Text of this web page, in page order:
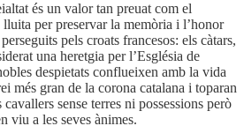
és un valor tan preuat com el
per preservar la memòria i l’honor
pels croats francesos: els càtars,
una heretgia per l’Església de
despietats conflueixen amb la vida
més gran de la corona catalana i toparan
sense terres ni possessions però
viu a les seves ànimes.